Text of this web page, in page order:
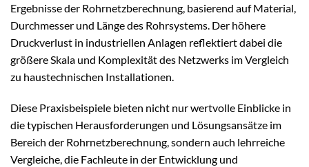
Ergebnisse der Rohrnetzberechnung, basierend auf Material,
Durchmesser und Länge des Rohrsystems. Der höhere
Druckverlust in industriellen Anlagen reflektiert dabei die
größere Skala und Komplexität des Netzwerks im Vergleich
zu haustechnischen Installationen.
Diese Praxisbeispiele bieten nicht nur wertvolle Einblicke in
die typischen Herausforderungen und Lösungsansätze im
Bereich der Rohrnetzberechnung, sondern auch lehrreiche
Vergleiche, die Fachleute in der Entwicklung und